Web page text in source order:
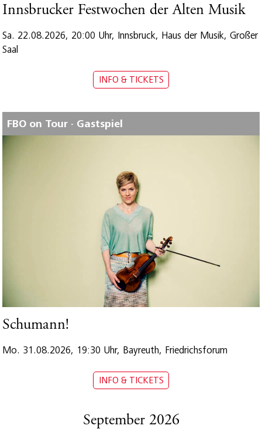
Innsbrucker Festwochen der Alten Musik
Sa. 22.08.2026, 20:00 Uhr, Innsbruck, Haus der Musik, Großer
Saal
INFO & TICKETS
FBO on Tour · Gastspiel
Schumann!
Mo. 31.08.2026, 19:30 Uhr, Bayreuth, Friedrichsforum
INFO & TICKETS
September 2026